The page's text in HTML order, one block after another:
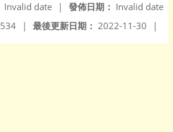
發佈日期： Invalid date
Invalid date
|
最後更新日期： 2022-11-30 |
534 |